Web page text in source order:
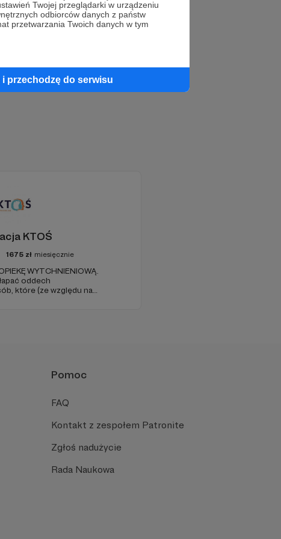
Twojej przeglądarki w urządzeniu
odbiorców danych z państw
przetwarzania Twoich danych w tym
przechodzę do serwisu
teraz!
KTOŚ
1675 zł miesięcznie
WYTCHNIENIOWĄ.
oddech
które (ze względu na
Pomoc
FAQ
Kontakt z zespołem Patronite
Zgłoś nadużycie
Rada Naukowa